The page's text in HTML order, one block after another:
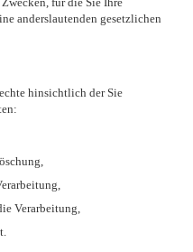
anderslautenden gesetzlichen
hinsichtlich der Sie
Verarbeitung,